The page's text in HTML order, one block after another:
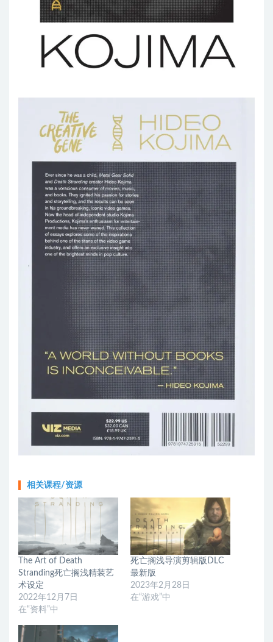
相关课程/资源
The Art of Death
Stranding死亡搁浅精装艺
术设定
2022年12月7日
在“资料”中
死亡搁浅导演剪辑版DLC
最新版
2023年2月28日
在“游戏”中